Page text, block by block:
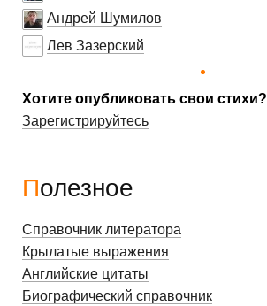
Андрей Шумилов
Лев Зазерский
Хотите опубликовать свои стихи?
Зарегистрируйтесь
Полезное
Справочник литератора
Крылатые выражения
Английские цитаты
Биографический справочник